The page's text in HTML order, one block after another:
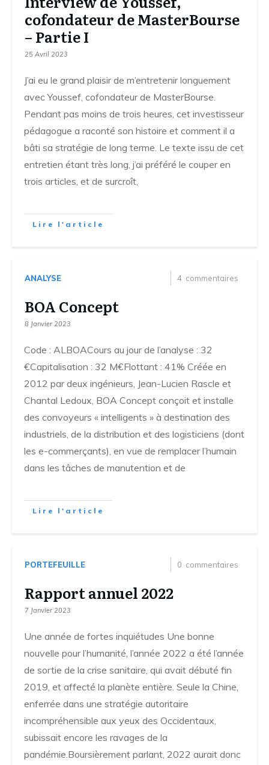
cofondateur de MasterBourse
– Partie I
25 Avril 2023
J’ai eu le grand plaisir de m’entretenir longuement
avec Youssef, cofondateur de MasterBourse.
Pendant pas moins de trois heures, cet investisseur
pédagogue a raconté son histoire et comment il a
bâti sa stratégie de long terme. Le texte issu de cet
entretien étant très long, j’ai préféré le couper en
trois articles, et de surcroît,
Lire l'article
ANALYSE 4 commentaires
BOA Concept
8 Janvier 2023
Code : ALBOACours au jour de l’analyse : 32
€Capitalisation : 32 M€Flottant : 41% Créée en
2012 par deux ingénieurs, Jean-Lucien Rascle et
Chantal Ledoux, BOA Concept conçoit et installe
des convoyeurs « intelligents » à destination des
industriels, de la distribution et des logisticiens (dont
les e-commerçants), en vue de remplacer l’humain
dans les tâches de manutention et de
Lire l'article
PORTEFEUILLE 0 commentaires
Rapport annuel 2022
7 Janvier 2023
Une année de fortes inquiétudes Une bonne
nouvelle pour l’humanité, l’année 2022 a été l’année
de sortie de la crise sanitaire, qui avait débuté fin
2019, et affecté la planète entière. Seule la Chine,
enferrée dans une stratégie autoritaire
incompréhensible aux yeux des Occidentaux,
subissait encore les ravages de la
pandémie.Boursièrement parlant, 2022 aurait donc